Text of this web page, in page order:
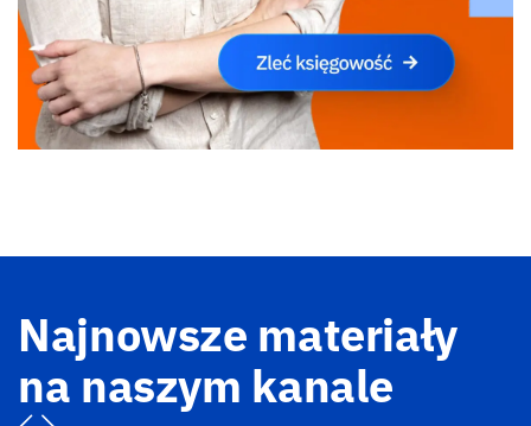
Najnowsze materiały
na naszym kanale